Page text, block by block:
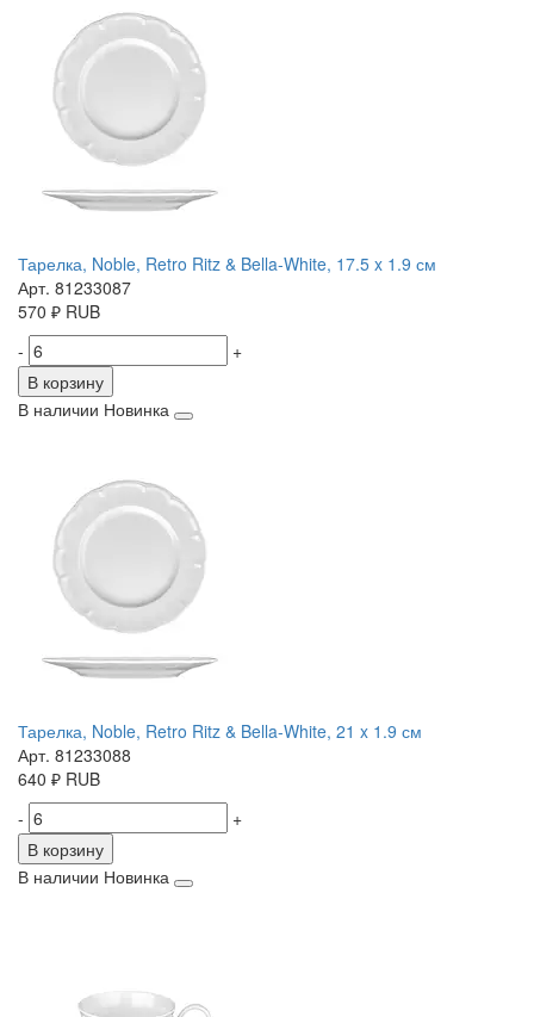
Тарелка, Noble, Retro Ritz & Bella-White, 17.5 x 1.9 см
Арт. 81233087
570 ₽ RUB
-
+
В корзину
В наличии Новинка
Тарелка, Noble, Retro Ritz & Bella-White, 21 x 1.9 см
Арт. 81233088
640 ₽ RUB
-
+
В корзину
В наличии Новинка